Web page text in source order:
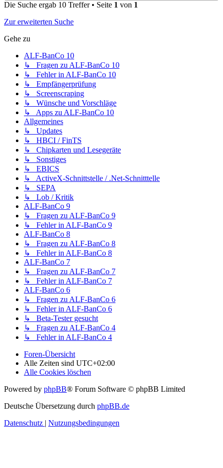
Die Suche ergab 10 Treffer • Seite 1 von 1
Zur erweiterten Suche
Gehe zu
ALF-BanCo 10
↳ Fragen zu ALF-BanCo 10
↳ Fehler in ALF-BanCo 10
↳ Empfängerprüfung
↳ Screenscraping
↳ Wünsche und Vorschläge
↳ Apps zu ALF-BanCo 10
Allgemeines
↳ Updates
↳ HBCI / FinTS
↳ Chipkarten und Lesegeräte
↳ Sonstiges
↳ EBICS
↳ ActiveX-Schnittstelle / .Net-Schnitttelle
↳ SEPA
↳ Lob / Kritik
ALF-BanCo 9
↳ Fragen zu ALF-BanCo 9
↳ Fehler in ALF-BanCo 9
ALF-BanCo 8
↳ Fragen zu ALF-BanCo 8
↳ Fehler in ALF-BanCo 8
ALF-BanCo 7
↳ Fragen zu ALF-BanCo 7
↳ Fehler in ALF-BanCo 7
ALF-BanCo 6
↳ Fragen zu ALF-BanCo 6
↳ Fehler in ALF-BanCo 6
↳ Beta-Tester gesucht
↳ Fragen zu ALF-BanCo 4
↳ Fehler in ALF-BanCo 4
Foren-Übersicht
Alle Zeiten sind UTC+02:00
Alle Cookies löschen
Powered by phpBB® Forum Software © phpBB Limited
Deutsche Übersetzung durch phpBB.de
Datenschutz
Nutzungsbedingungen